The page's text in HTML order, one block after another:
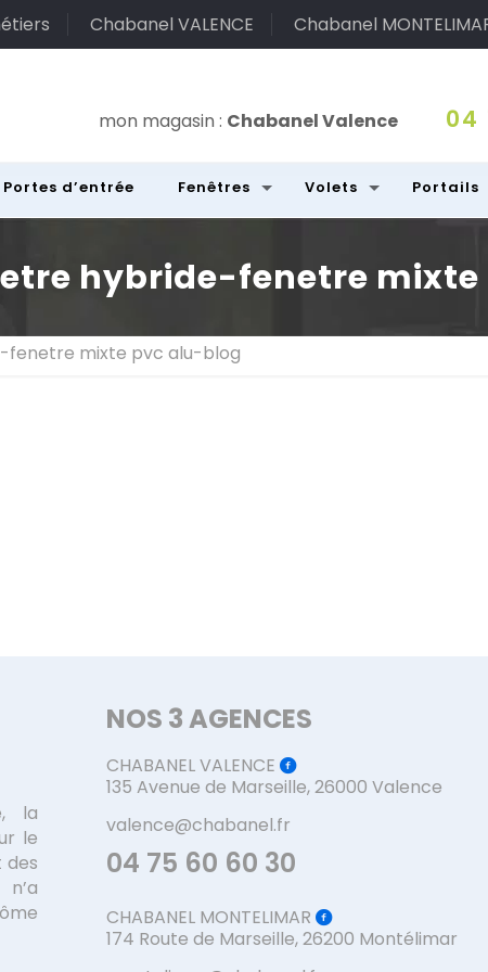
Chabanel VALENCE Chabanel
Portes d’entrée Fenêtres Volets Portails
mon magasin : Chabanel Valence 04
hybride-fenetre
fenetre mixte pvc alu-blog
la
le
des
NOS 3 AGENCES
CHABANEL VALENCE
135 Avenue de Marseille, 26000 Valence
valence@chabanel.fr
04 75 60 60 30
CHABANEL MONTELIMAR
174 Route de Marseille, 26200 Montélimar